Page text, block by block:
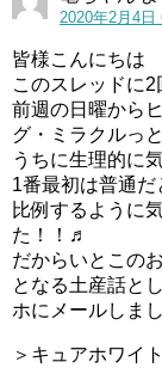
2020年2月4日
皆様こんにちは
このスレッドに
前週の日曜から
グ・ミラクルっ
うちに生理的に
1番最初は普通
比例するように
た！！♬
だからいとこの
となる土産話と
ホにメールしま
＞キュアホワイ